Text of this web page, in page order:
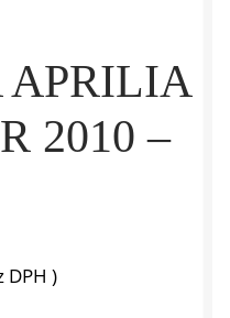
APRILIA
2010 –
DPH )